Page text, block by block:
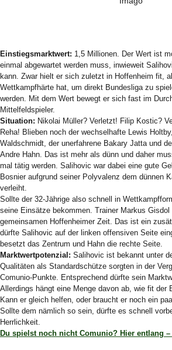
Einstiegsmarktwert: 1,5 Millionen. Der Wert ist
einmal abgewartet werden muss, inwieweit
kann. Zwar hielt er sich zuletzt in Hoffenheim fit,
Wettkampfhärte hat, um direkt Bundesliga zu
werden. Mit dem Wert bewegt er sich fast im
Mittelfeldspieler.
Situation: Nikolai Müller? Verletzt! Filip Kostic?
Reha! Blieben noch der wechselhafte Lewis
Waldschmidt, der unerfahrene Bakary Jatta und
Andre Hahn. Das ist mehr als dünn und daher
mal tätig werden. Salihovic war dabei eine gute
Bosnier aufgrund seiner Polyvalenz dem dünnen
verleiht.
Sollte der 32-Jährige also schnell in
seine Einsätze bekommen. Trainer Markus
gemeinsamen Hoffenheimer Zeit. Das ist ein
dürfte Salihovic auf der linken offensiven Seite
besetzt das Zentrum und Hahn die rechte Seite.
Marktwertpotenzial: Salihovic ist bekannt unter
Qualitäten als Standardschütze sorgten in der
Comunio-Punkte. Entsprechend dürfte sein
Allerdings hängt eine Menge davon ab, wie fit der
Kann er gleich helfen, oder braucht er noch ein
Sollte dem nämlich so sein, dürfte es schnell
Herrlichkeit.
Du spielst noch nicht Comunio? Hier entlang